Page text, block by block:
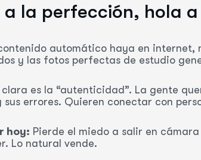
a la perfección, hola
automático haya en internet,
y las fotos perfectas de estudio
es la “autenticidad”. La gente
sus errores. Quieren conectar con
hoy: Pierde el miedo a salir en
Lo natural vende.